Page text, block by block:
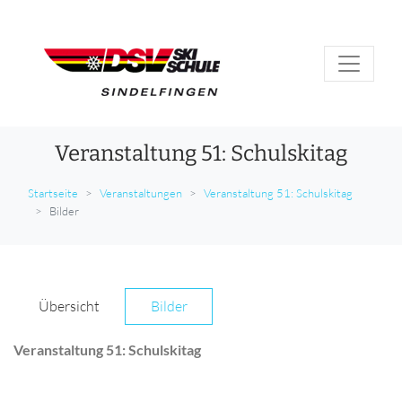
Veranstaltung 51: Schulskitag
Startseite Veranstaltungen
Veranstaltung 51: Schulskitag
Bilder
Übersicht Bilder
Veranstaltung 51: Schulskitag